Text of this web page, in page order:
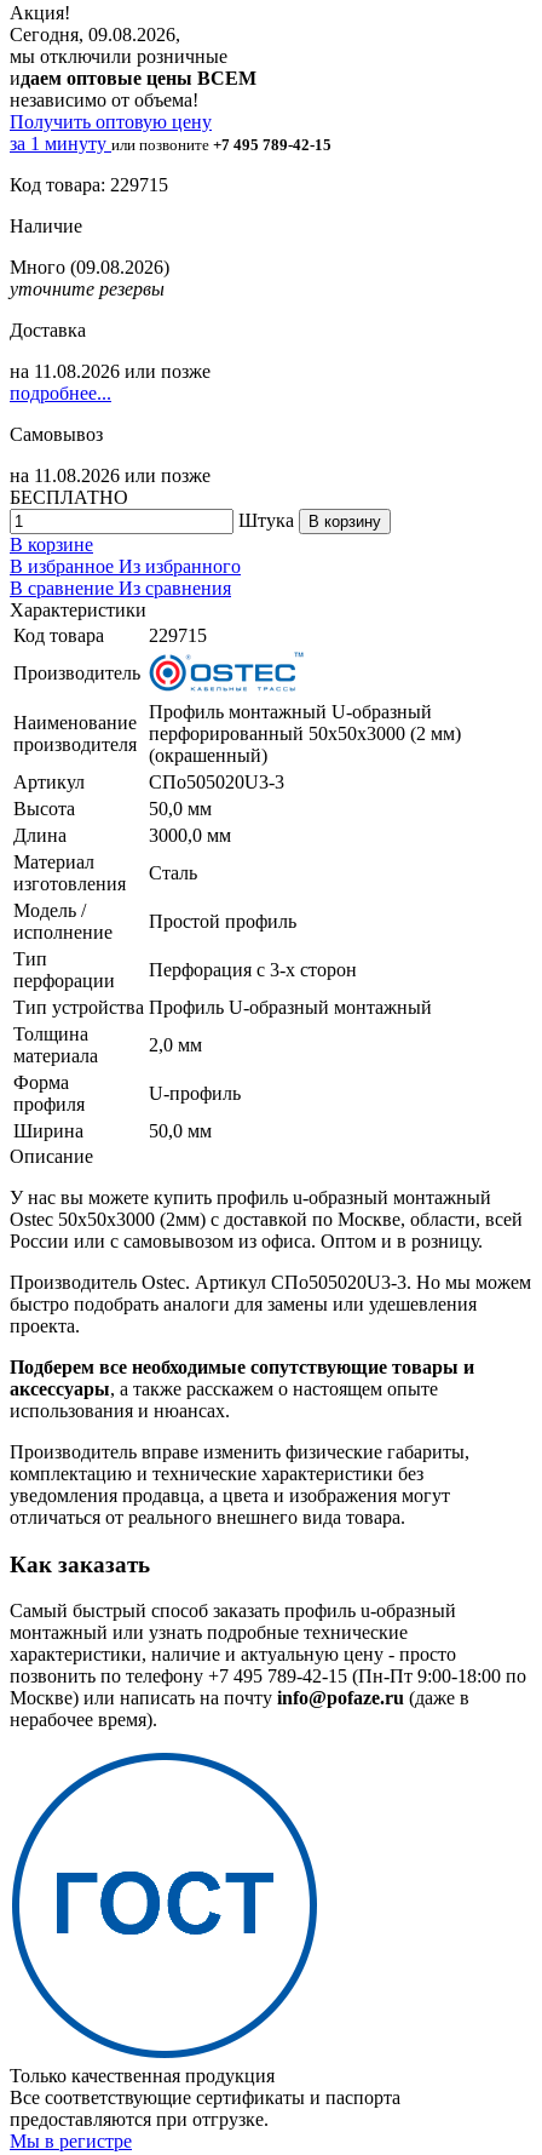
Акция!
Сегодня, 09.08.2026,
мы отключили розничные
идаем оптовые цены ВСЕМ
независимо от объема!
Получить оптовую цену
за 1 минуту или позвоните +7 495 789-42-15
Код товара: 229715
Наличие
Много (09.08.2026)
уточните резервы
Доставка
на 11.08.2026 или позже
подробнее...
Самовывоз
на 11.08.2026 или позже
БЕСПЛАТНО
Штука
В корзину
В корзине
В избранное Из избранного
В сравнение Из сравнения
Характеристики
Код товара
229715
Производитель
Наименование
производителя
Профиль монтажный U-образный
перфорированный 50х50х3000 (2 мм)
(окрашенный)
Артикул
СПо505020U3-3
Высота
50,0 мм
Длина
3000,0 мм
Материал
изготовления
Сталь
Модель /
исполнение
Простой профиль
Тип
перфорации
Перфорация с 3-х сторон
Тип устройства Профиль U-образный монтажный
Толщина
материала
2,0 мм
Форма
профиля
U-профиль
Ширина
50,0 мм
Описание
У нас вы можете купить профиль u-образный монтажный
Ostec 50х50х3000 (2мм) с доставкой по Москве, области, всей
России или с самовывозом из офиса. Оптом и в розницу.
Производитель Ostec. Артикул СПо505020U3-3. Но мы можем
быстро подобрать аналоги для замены или удешевления
проекта.
Подберем все необходимые сопутствующие товары и
аксессуары, а также расскажем о настоящем опыте
использования и нюансах.
Производитель вправе изменить физические габариты,
комплектацию и технические характеристики без
уведомления продавца, а цвета и изображения могут
отличаться от реального внешнего вида товара.
Как заказать
Самый быстрый способ заказать профиль u-образный
монтажный или узнать подробные технические
характеристики, наличие и актуальную цену - просто
позвонить по телефону +7 495 789-42-15 (Пн-Пт 9:00-18:00 по
Москве) или написать на почту info@pofaze.ru (даже в
нерабочее время).
Только качественная продукция
Все соответствующие сертификаты и паспорта
предоставляются при отгрузке.
Мы в регистре